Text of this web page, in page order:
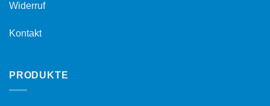
Widerruf
Kontakt
PRODUKTE